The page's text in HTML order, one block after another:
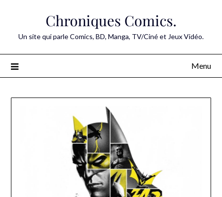
Chroniques Comics.
Un site qui parle Comics, BD, Manga, TV/Ciné et Jeux Vidéo.
Menu